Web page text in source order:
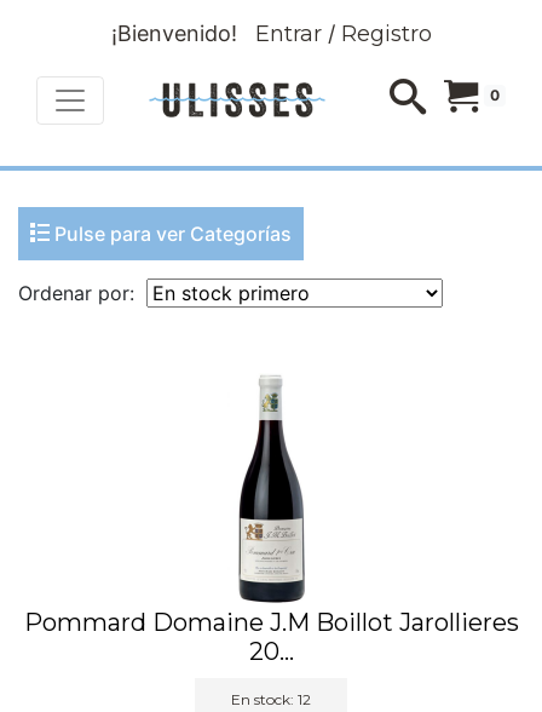
¡Bienvenido! Entrar/ Registro
0
Pulse para ver Categorías
Ordenar por:
Pommard Domaine J.M Boillot Jarollieres
20...
En stock: 12